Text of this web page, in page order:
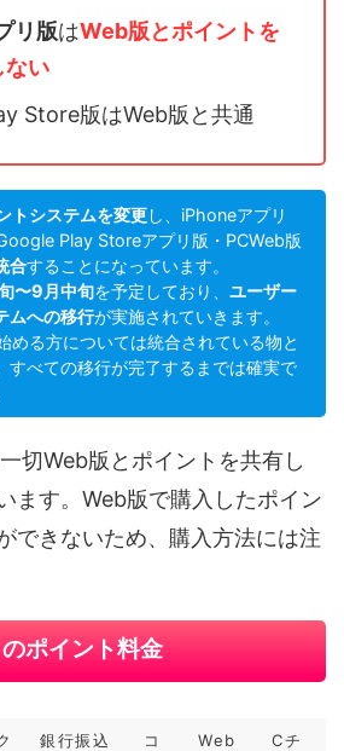
リ版はWeb版とポイントを
ない
Store版はWeb版と共通
トシステムを変更し、iPhoneアプリ
Play Storeアプリ版・PCWeb版
合することになっています。
〜9月中旬を予定しており、ユーザー
ムへの移行が実施されていきます。
める方については統合されている物と
すべての移行が完了するまでは確実で
切Web版とポイントを共有し
ます。Web版で購入したポイン
できないため、購入方法には注
ポイント料金
銀行振込
コ
Web
Cチ